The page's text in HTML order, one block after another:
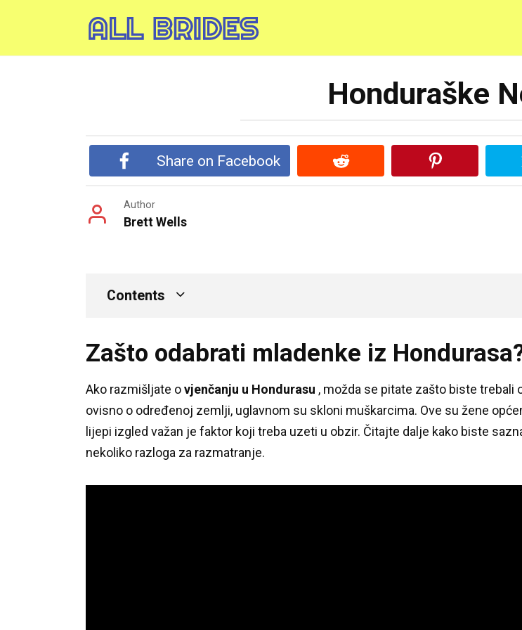
Honduraške
Share on Facebook
Author
Brett Wells
Contents
Zašto odabrati mladenke iz
Ako razmišljate ovjenčanju u Hondurasu , možda se pitate zašto biste trebali
ovisno o određenoj zemlji, uglavnom su skloni muškarcima. Ove su žene
lijepi izgled važan je faktor koji treba uzeti u obzir. Čitajte dalje kako biste
nekoliko razloga za razmatranje.